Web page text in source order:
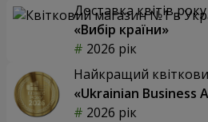
Доставка квітів року
«Вибір країни»
2026 рік
Найкращий
«Ukrainian Business
2026 рік